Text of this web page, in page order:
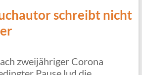
schreibt nicht
zweijähriger Corona